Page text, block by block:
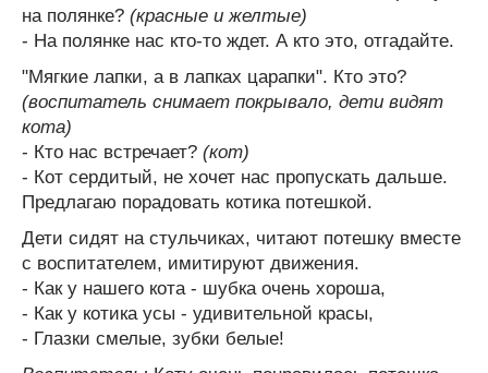
на полянке? (красные и желтые)
- На полянке нас кто-то ждет. А кто это, отгадайте.
"Мягкие лапки, а в лапках царапки". Кто это?
(воспитатель снимает покрывало, дети видят
кота)
- Кто нас встречает? (кот)
- Кот сердитый, не хочет нас пропускать дальше.
Предлагаю порадовать котика потешкой.
Дети сидят на стульчиках, читают потешку вместе
с воспитателем, имитируют движения.
- Как у нашего кота - шубка очень хороша,
- Как у котика усы - удивительной красы,
- Глазки смелые, зубки белые!